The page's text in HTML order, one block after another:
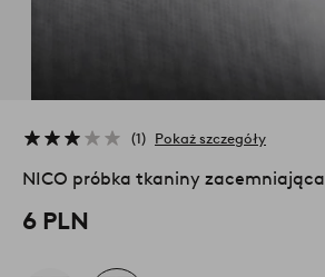
1 Pokaż szczegóły
NICO próbka tkaniny zacemniająca
6 PLN